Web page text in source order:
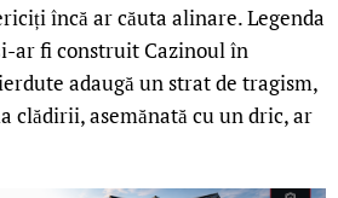
încă ar căuta alinare. Legenda
ar fi construit Cazinoul în
adaugă un strat de tragism,
clădirii, asemănată cu un dric, ar